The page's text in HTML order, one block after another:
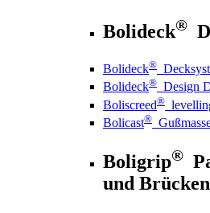
Bolideck®
Bolideck®
Bolideck® Design
Boliscreed®
Bolicast®
Boligrip®
und